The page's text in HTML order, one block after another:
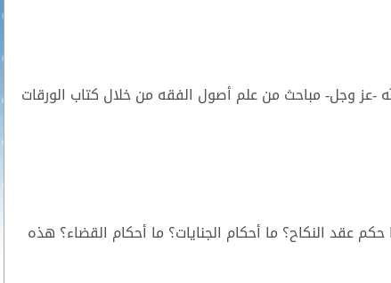
-عز وجل- مباحث من علم أصول الفقه من خلال كتاب الورقات
عقد النكاح؟ ما أحكام الجنايات؟ ما أحكام القضاء؟ هذه